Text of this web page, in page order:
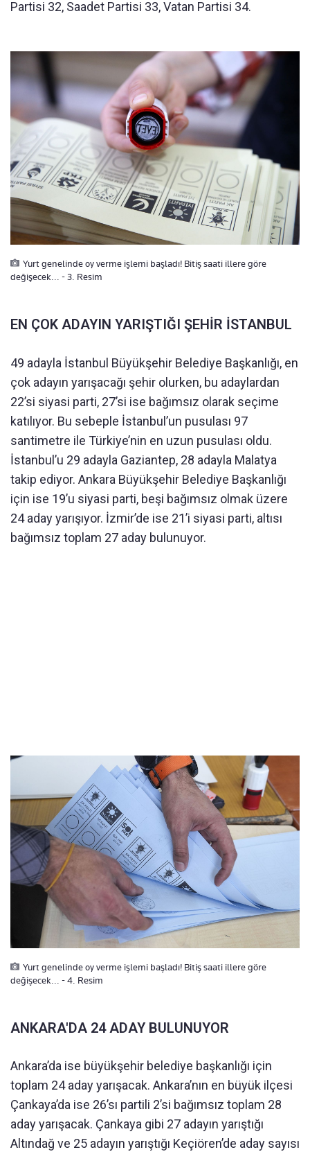
Partisi 32, Saadet Partisi 33, Vatan Partisi 34.
Yurt genelinde oy verme işlemi başladı! Bitiş saati illere göre
değişecek... - 3. Resim
EN ÇOK ADAYIN YARIŞTIĞI ŞEHİR İSTANBUL
49 adayla İstanbul Büyükşehir Belediye Başkanlığı, en
çok adayın yarışacağı şehir olurken, bu adaylardan
22’si siyasi parti, 27’si ise bağımsız olarak seçime
katılıyor. Bu sebeple İstanbul’un pusulası 97
santimetre ile Türkiye’nin en uzun pusulası oldu.
İstanbul’u 29 adayla Gaziantep, 28 adayla Malatya
takip ediyor. Ankara Büyükşehir Belediye Başkanlığı
için ise 19’u siyasi parti, beşi bağımsız olmak üzere
24 aday yarışıyor. İzmir’de ise 21’i siyasi parti, altısı
bağımsız toplam 27 aday bulunuyor.
Yurt genelinde oy verme işlemi başladı! Bitiş saati illere göre
değişecek... - 4. Resim
ANKARA'DA 24 ADAY BULUNUYOR
Ankara’da ise büyükşehir belediye başkanlığı için
toplam 24 aday yarışacak. Ankara’nın en büyük ilçesi
Çankaya’da ise 26’sı partili 2’si bağımsız toplam 28
aday yarışacak. Çankaya gibi 27 adayın yarıştığı
Altındağ ve 25 adayın yarıştığı Keçiören’de aday sayısı